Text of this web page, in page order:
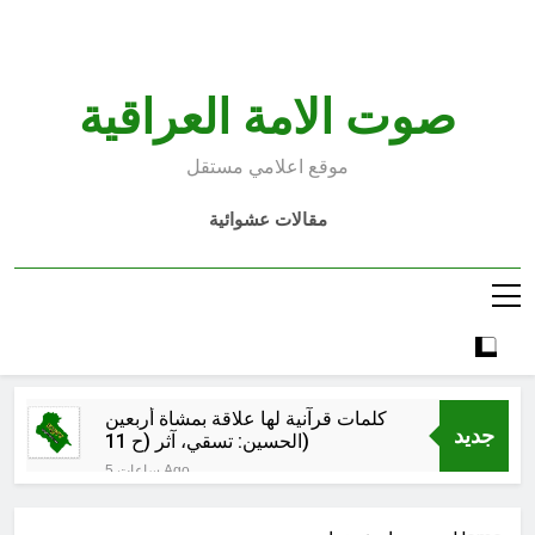
صوت الامة العراقية
موقع اعلامي مستقل
مقالات عشوائية
جديد
كلمات قرآنية لها علاقة بمشاة أربعين
الحسين: تسقي، آثر (ح 11)
5 ساعات Ago